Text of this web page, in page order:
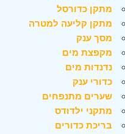
מתקן כדורסל
מתקן קליעה למטרה
מסך ענק
מקפצת מים
נדנדות מים
כדורי ענק
שערים מתנפחים
מתקני ילדודס
בריכת כדורים